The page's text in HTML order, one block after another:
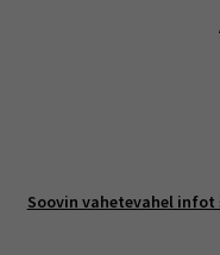
Soovin vahetevahel